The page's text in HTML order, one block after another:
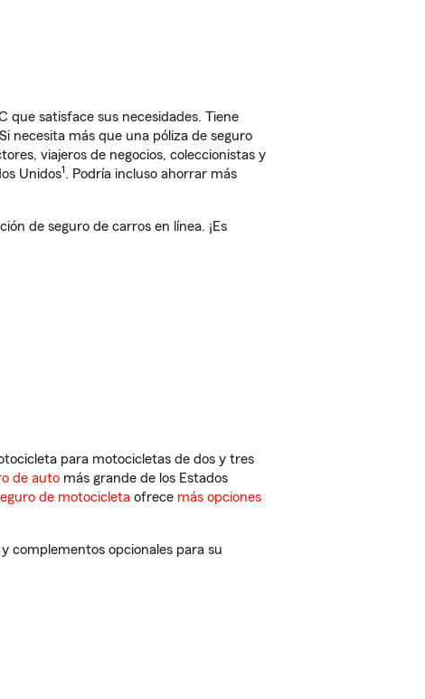
que satisface sus necesidades. Tiene
necesita más que una póliza de seguro
viajeros de negocios, coleccionistas y
Unidos1. Podría incluso ahorrar más
de seguro de carros en línea. ¡Es
para motocicletas de dos y tres
de auto más grande de los Estados
de motocicleta ofrece más opciones
complementos opcionales para su